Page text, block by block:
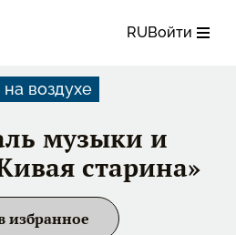
RUВойти
на воздухе
музыки и
старина»
избранное